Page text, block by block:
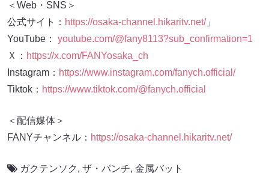
＜Web・SNS＞
公式サイト： https://osaka-channel.hikaritv.net/」
YouTube： youtube.com/@fany8113?sub_confirmation=1
Ｘ： https://x.com/FANYosaka_ch
Instagram： https://www.instagram.com/fanych.official/
Tiktok： https://www.tiktok.com/@fanych.official
＜配信媒体＞
FANYチャンネル： https://osaka-channel.hikaritv.net/
ガクテンソク , ザ・パンチ, 金属バット